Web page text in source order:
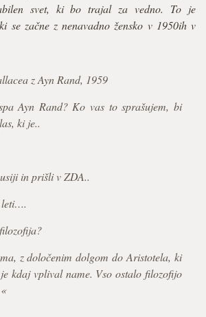
svet, ki bo trajal za vedno. To je
se začne z nenavadno žensko v 1950ih v
z Ayn Rand, 1959
Ayn Rand? Ko vas to sprašujem, bi
ki je..
in prišli v ZDA..
leti….
z določenim dolgom do Aristotela, ki
kdaj vplival name. Vso ostalo filozofijo